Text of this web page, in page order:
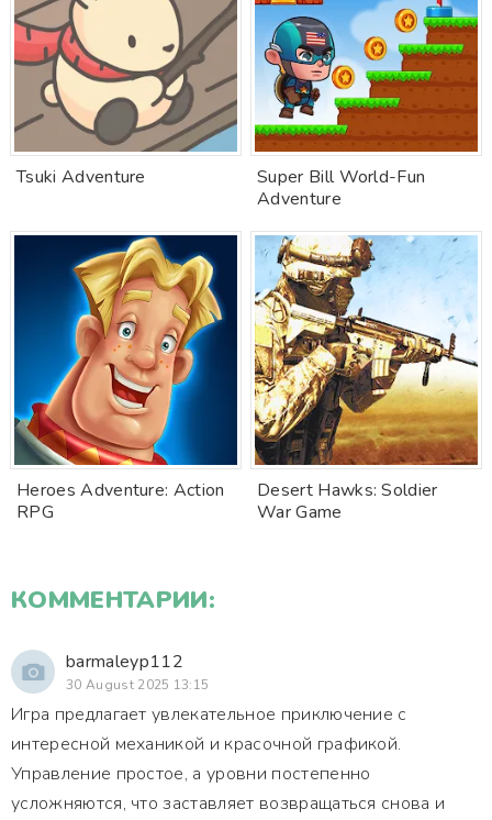
Tsuki Adventure
Super Bill World-Fun
Adventure
Heroes Adventure: Action
RPG
Desert Hawks: Soldier
War Game
КОММЕНТАРИИ:
barmaleyp112
30 August 2025 13:15
Игра предлагает увлекательное приключение с
интересной механикой и красочной графикой.
Управление простое, а уровни постепенно
усложняются, что заставляет возвращаться снова и